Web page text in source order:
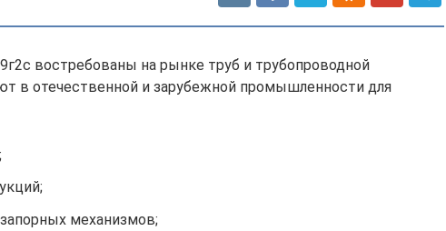
востребованы на рынке труб и трубопроводной
в отечественной и зарубежной промышленности для
механизмов;